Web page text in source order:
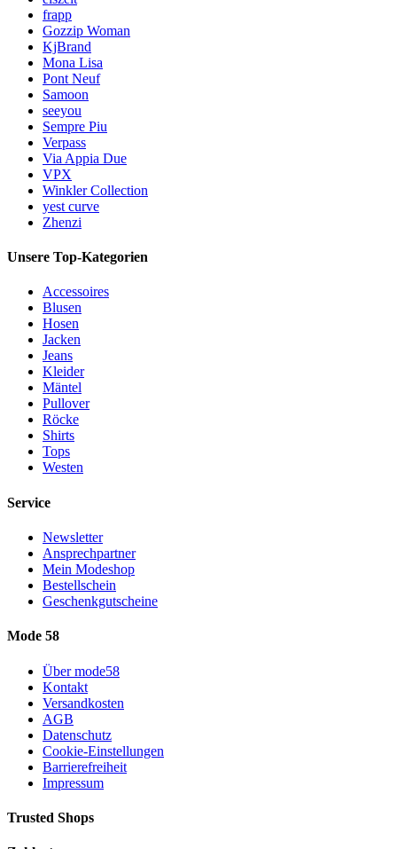
frapp
Gozzip Woman
KjBrand
Mona Lisa
Pont Neuf
Samoon
seeyou
Sempre Piu
Verpass
Via Appia Due
VPX
Winkler Collection
yest curve
Zhenzi
Unsere Top-Kategorien
Accessoires
Blusen
Hosen
Jacken
Jeans
Kleider
Mäntel
Pullover
Röcke
Shirts
Tops
Westen
Service
Newsletter
Ansprechpartner
Mein Modeshop
Bestellschein
Geschenkgutscheine
Mode 58
Über mode58
Kontakt
Versandkosten
AGB
Datenschutz
Cookie-Einstellungen
Barrierefreiheit
Impressum
Trusted Shops